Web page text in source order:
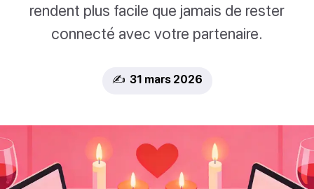
rendent plus facile que jamais de rester
connecté avec votre partenaire.
✍️ 31 mars 2026